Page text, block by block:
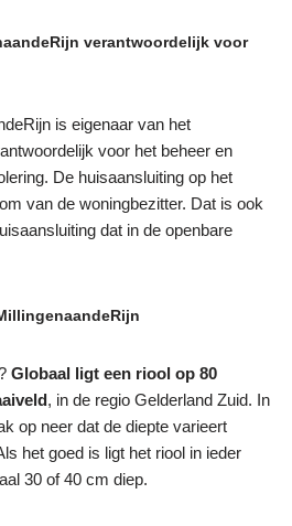
verantwoordelijk voor
is eigenaar van het
voor het beheer en
De huisaansluiting op het
van de woningbezitter. Dat is ook
dat in de openbare
Globaal ligt een riool op 80
, in de regio Gelderland Zuid. In
op neer dat de diepte varieert
het goed is ligt het riool in ieder
30 of 40 cm diep.